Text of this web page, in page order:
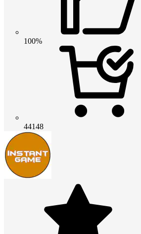
100%
44148